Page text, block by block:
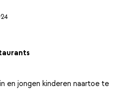
en jongen kinderen naartoe te